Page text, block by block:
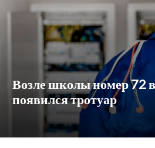
Возле школы номер 72
появился тротуар